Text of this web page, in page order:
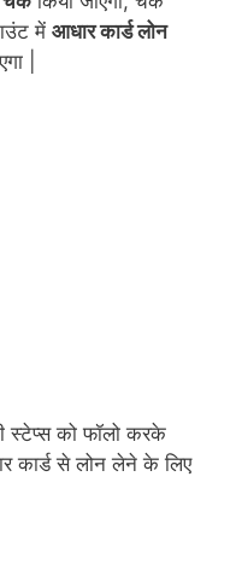
में आधार कार्ड लोन
|
स्टेप्स को फॉलो करके
कार्डसे लोन लेने के लिए